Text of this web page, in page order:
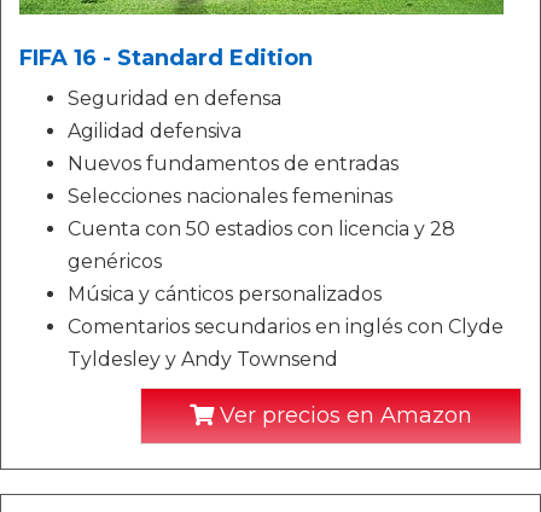
FIFA 16 - Standard Edition
Seguridad en defensa
Agilidad defensiva
Nuevos fundamentos de entradas
Selecciones nacionales femeninas
Cuenta con 50 estadios con licencia y 28
genéricos
Música y cánticos personalizados
Comentarios secundarios en inglés con Clyde
Tyldesley y Andy Townsend
Ver precios en Amazon